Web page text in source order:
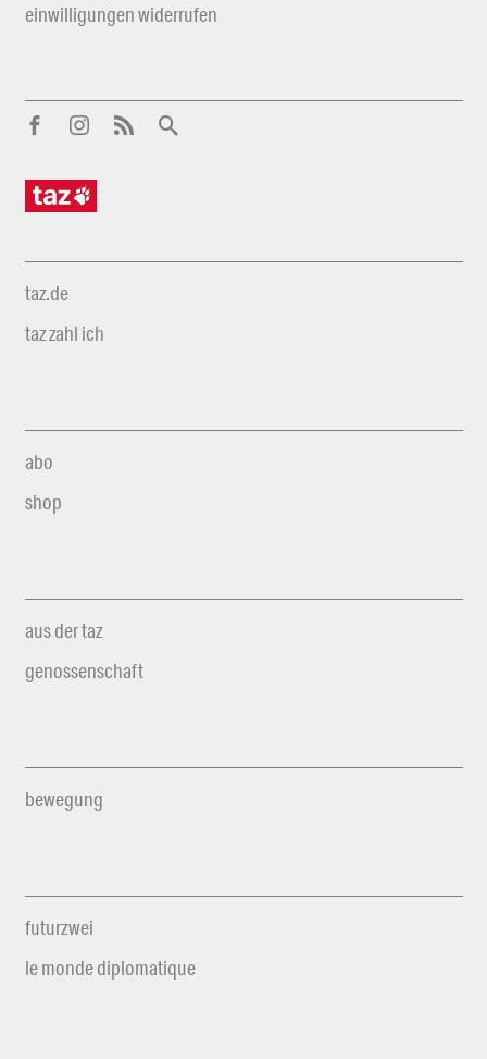
einwilligungen widerrufen
taz.de
taz zahl ich
abo
shop
aus der taz
genossenschaft
bewegung
futurzwei
le monde diplomatique